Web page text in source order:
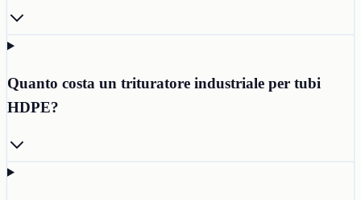
Quanto costa un trituratore industriale per tubi
HDPE?